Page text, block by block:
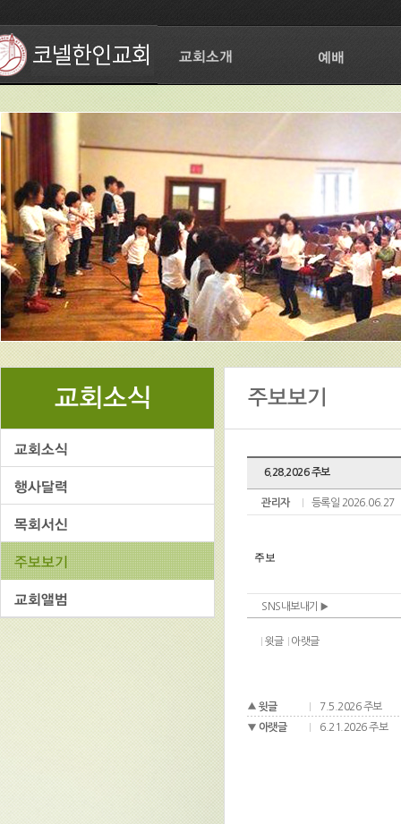
6.28.2026 주보
관리자 등록일 2026.06.27
SNS내보내기
윗글 아랫글
윗글
7.5.2026 주보
아랫글
6.21.2026 주보